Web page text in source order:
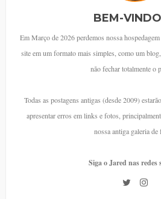
BEM-
Em Março de 2026 perdemos nossa
site em um formato mais simples, como um blog,
não fechar totalmente o
Todas as postagens antigas (desde 2009)
apresentar erros em links e fotos,
nossa antiga galeria de
Siga o Jared nas redes